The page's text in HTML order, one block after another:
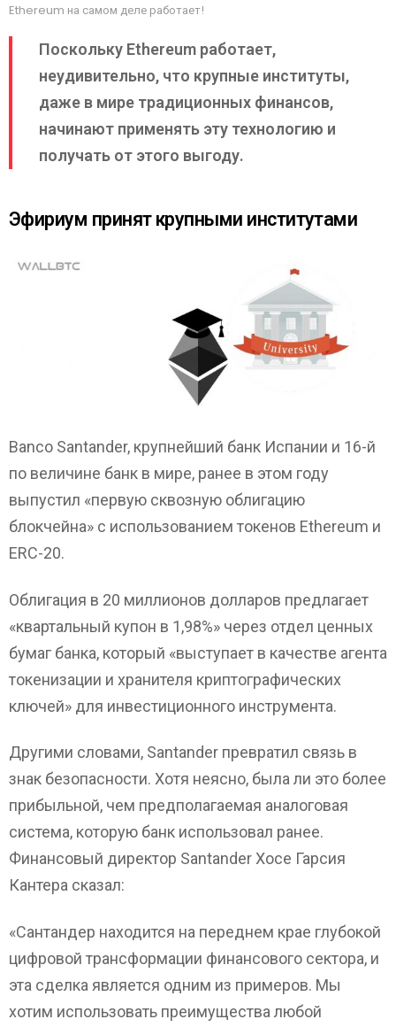
Ethereum на самом деле работает!
Поскольку Ethereum работает,
неудивительно, что крупные институты,
даже в мире традиционных финансов,
начинают применять эту технологию и
получать от этого выгоду.
Эфириум принят крупными институтами
Banco Santander, крупнейший банк Испании и 16-й
по величине банк в мире, ранее в этом году
выпустил «первую сквозную облигацию
блокчейна» с использованием токенов Ethereum и
ERC-20.
Облигация в 20 миллионов долларов предлагает
«квартальный купон в 1,98%» через отдел ценных
бумаг банка, который «выступает в качестве агента
токенизации и хранителя криптографических
ключей» для инвестиционного инструмента.
Другими словами, Santander превратил связь в
знак безопасности. Хотя неясно, была ли это более
прибыльной, чем предполагаемая аналоговая
система, которую банк использовал ранее.
Финансовый директор Santander Хосе Гарсия
Кантера сказал:
«Сантандер находится на переднем крае глубокой
цифровой трансформации финансового сектора, и
эта сделка является одним из примеров. Мы
хотим использовать преимущества любой